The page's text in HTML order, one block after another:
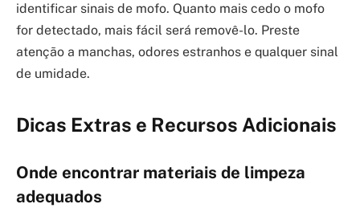
identificar sinais de mofo. Quanto mais cedo o mofo
for detectado, mais fácil será removê-lo. Preste
atenção a manchas, odores estranhos e qualquer sinal
de umidade.
Dicas Extras e Recursos Adicionais
Onde encontrar materiais de limpeza
adequados